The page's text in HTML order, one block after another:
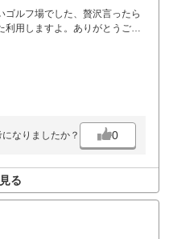
ゴルフ場でした、贅沢言ったら
利用しますよ。ありがとうござ
なりましたか？ 0
る